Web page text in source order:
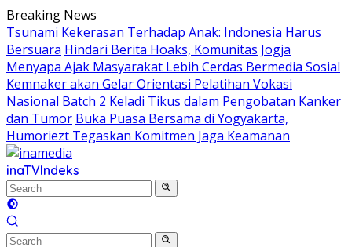
Skip
to
content
Breaking News
Tsunami Kekerasan Terhadap Anak: Indonesia Harus
Bersuara Hindari Berita Hoaks, Komunitas Jogja
Menyapa Ajak Masyarakat Lebih Cerdas Bermedia Sosial
Kemnaker akan Gelar Orientasi Pelatihan Vokasi
Nasional Batch 2 Keladi Tikus dalam Pengobatan Kanker
dan Tumor Buka Puasa Bersama di Yogyakarta,
Humoriezt Tegaskan Komitmen Jaga Keamanan
inaTVIndeks